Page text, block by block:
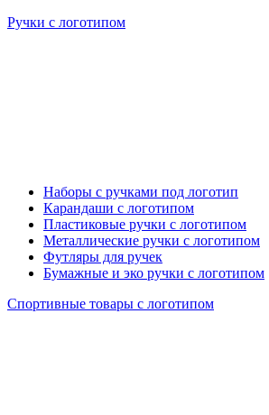
Ручки с логотипом
Наборы с ручками под логотип
Карандаши с логотипом
Пластиковые ручки с логотипом
Металлические ручки с логотипом
Футляры для ручек
Бумажные и эко ручки с логотипом
Спортивные товары с логотипом